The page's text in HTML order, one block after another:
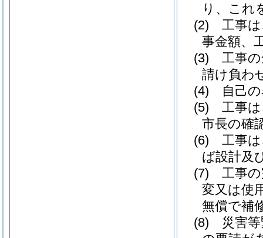
り、これ
(2)
工事
事金額、
(3)
工事
請け負わ
(4)
自己
(5)
工事
市長の確
(6)
工事
ば設計及
(7)
工事
変又は使
無償で補
(8)
災害